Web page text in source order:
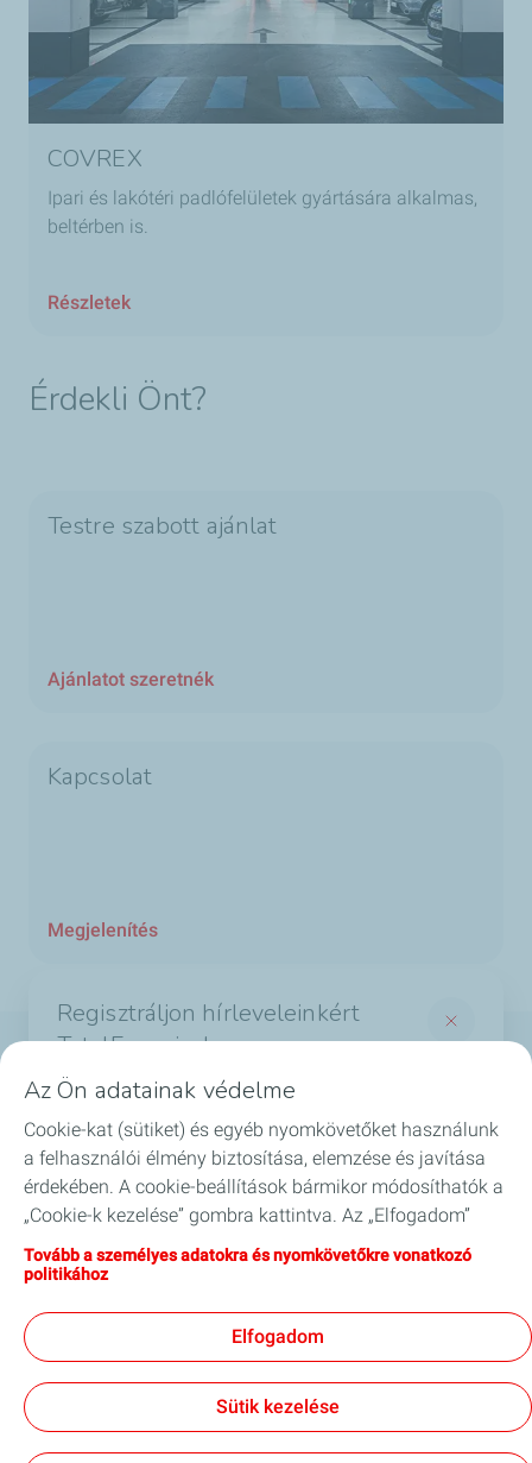
Regisztráljon hírleveleinkért
TotalEnergies!
És értesüljön a legérdekesebb hírekről a
TotalEnergies világából
*Required fields
I agree to receive commercial information by
Legal mentions
COVREX
Ipari és lakótéri padlófelületek gyártására alkalmas,
beltérben is.
Részletek
Érdekli Önt?
Testre szabott ajánlat
Ajánlatot szeretnék
Kapcsolat
Megjelenítés
Termékek
Szolgáltatások
Biztonság
GYIK
Az Ön adatainak védelme
Cookie-kat (sütiket) és egyéb nyomkövetőket használunk
a felhasználói élmény biztosítása, elemzése és javítása
érdekében. A cookie-beállítások bármikor módosíthatók a
„Cookie-k kezelése” gombra kattintva. Az „Elfogadom”
gombra kattintva hozzájárul valamennyi cookie
tárolásához. Amennyiben az „Elutasítom” gombra kattint,
technikai cookie-kat használjuk. További információkért
látogasson el a „Személyes adatokra és nyomkövetőkre
vonatkozó politika” oldalra.
Tovább a személyes adatokra és nyomkövetőkre vonatkozó
politikához
Elfogadom
Sütik kezelése